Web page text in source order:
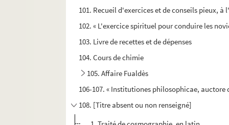
101. Recueil d'exercices et de conseils pieux, à
102. « L'exercice spirituel pour conduire les
103. Livre de recettes et de dépenses
104. Cours de chimie
105. Affaire Fualdès
106-107. « Institutiones philosophicae,
108. [Titre absent ou non renseigné]